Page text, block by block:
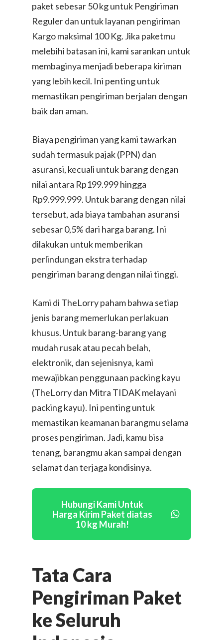
paket sebesar 50 kg untuk Pengiriman
Reguler dan untuk layanan pengiriman
Kargo maksimal 100 Kg. Jika paketmu
melebihi batasan ini, kami sarankan untuk
membaginya menjadi beberapa kiriman
yang lebih kecil. Ini penting untuk
memastikan pengiriman berjalan dengan
baik dan aman.
Biaya pengiriman yang kami tawarkan
sudah termasuk pajak (PPN) dan
asuransi, kecuali untuk barang dengan
nilai antara Rp199.999 hingga
Rp9.999.999. Untuk barang dengan nilai
tersebut, ada biaya tambahan asuransi
sebesar 0,5% dari harga barang. Ini
dilakukan untuk memberikan
perlindungan ekstra terhadap
pengiriman barang dengan nilai tinggi.
Kami di TheLorry paham bahwa setiap
jenis barang memerlukan perlakuan
khusus. Untuk barang-barang yang
mudah rusak atau pecah belah,
elektronik, dan sejenisnya, kami
mewajibkan penggunaan packing kayu
(TheLorry dan Mitra TIDAK melayani
packing kayu). Ini penting untuk
memastikan keamanan barangmu selama
proses pengiriman. Jadi, kamu bisa
tenang, barangmu akan sampai dengan
selamat dan terjaga kondisinya.
Hubungi Kami Untuk
Harga Kirim Paket diatas
10 kg Murah!
Tata Cara
Pengiriman Paket
ke Seluruh